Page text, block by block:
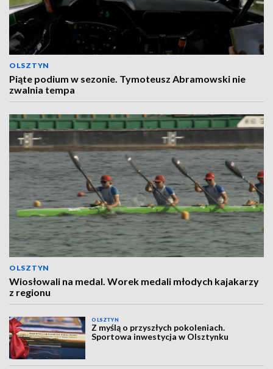
OLSZTYN
Piąte podium w sezonie. Tymoteusz Abramowski nie
zwalnia tempa
OLSZTYN
Wiosłowali na medal. Worek medali młodych kajakarzy
z regionu
OLSZTYN
Z myślą o przyszłych pokoleniach.
Sportowa inwestycja w Olsztynku